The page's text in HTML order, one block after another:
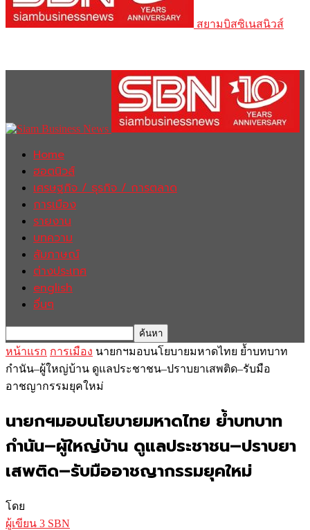
สยามบิสซิเนสนิวส์
Home
ฮอตนิวส์
เศรษฐกิจ / ธุรกิจ / การตลาด
การเมือง
รายงาน
บทความ
สัมภาษณ์
ต่างประเทศ
english
อื่นๆ
หน้าแรก การเมือง นายกฯมอบนโยบายมหาดไทย ย้ำบทบาท
กำนัน–ผู้ใหญ่บ้าน ดูแลประชาชน–ปราบยาเสพติด–รับมือ
อาชญากรรมยุคใหม่
นายกฯมอบนโยบายมหาดไทย ย้ำบทบาท
กำนัน–ผู้ใหญ่บ้าน ดูแลประชาชน–ปราบยา
เสพติด–รับมืออาชญากรรมยุคใหม่
โดย
ผู้เขียน 3 SBN